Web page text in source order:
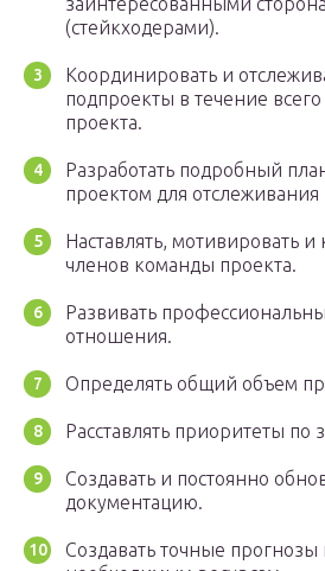
(стейкходерами).
Координировать и
подпроекты в течение
проекта.
Разработать подробный
проектом для отслеживания
Наставлять, мотивировать
членов команды проекта.
Развивать
отношения.
Определять общий объем
Расставлять приоритеты по
Создавать и постоянно
документацию.
Создавать точные прогнозы